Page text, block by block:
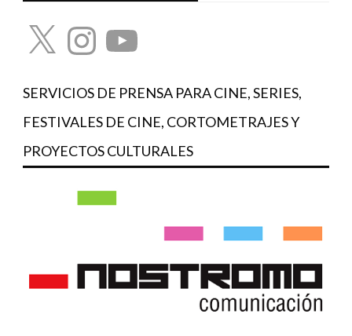
X InstagramYouTube
SERVICIOS DE PRENSA PARA CINE, SERIES,
FESTIVALES DE CINE, CORTOMETRAJES Y
PROYECTOS CULTURALES